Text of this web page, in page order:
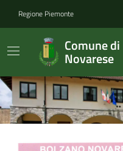
Regione Piemonte
Comune
Novarese
Ultime notizie